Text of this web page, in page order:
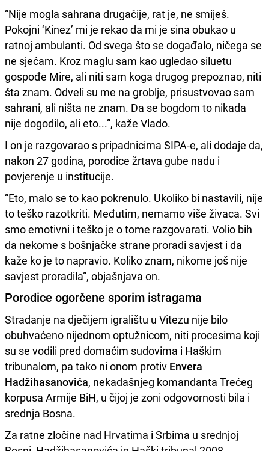
“Nije mogla sahrana drugačije, rat je, ne smiješ.
Pokojni ‘Kinez’ mi je rekao da mi je sina obukao u
ratnoj ambulanti. Od svega što se događalo, ničega se
ne sjećam. Kroz maglu sam kao ugledao siluetu
gospođe Mire, ali niti sam koga drugog prepoznao, niti
šta znam. Odveli su me na groblje, prisustvovao sam
sahrani, ali ništa ne znam. Da se bogdom to nikada
nije dogodilo, ali eto...”, kaže Vlado.
I on je razgovarao s pripadnicima SIPA-e, ali dodaje da,
nakon 27 godina, porodice žrtava gube nadu i
povjerenje u institucije.
“Eto, malo se to kao pokrenulo. Ukoliko bi nastavili, nije
to teško razotkriti. Međutim, nemamo više živaca. Svi
smo emotivni i teško je o tome razgovarati. Volio bih
da nekome s bošnjačke strane proradi savjest i da
kaže ko je to napravio. Koliko znam, nikome još nije
savjest proradila”, objašnjava on.
Porodice ogorčene sporim istragama
Stradanje na dječijem igralištu u Vitezu nije bilo
obuhvaćeno nijednom optužnicom, niti procesima koji
su se vodili pred domaćim sudovima i Haškim
tribunalom, pa tako ni onom protiv Envera
Hadžihasanovića, nekadašnjeg komandanta Trećeg
korpusa Armije BiH, u čijoj je zoni odgovornosti bila i
srednja Bosna.
Za ratne zločine nad Hrvatima i Srbima u srednjoj